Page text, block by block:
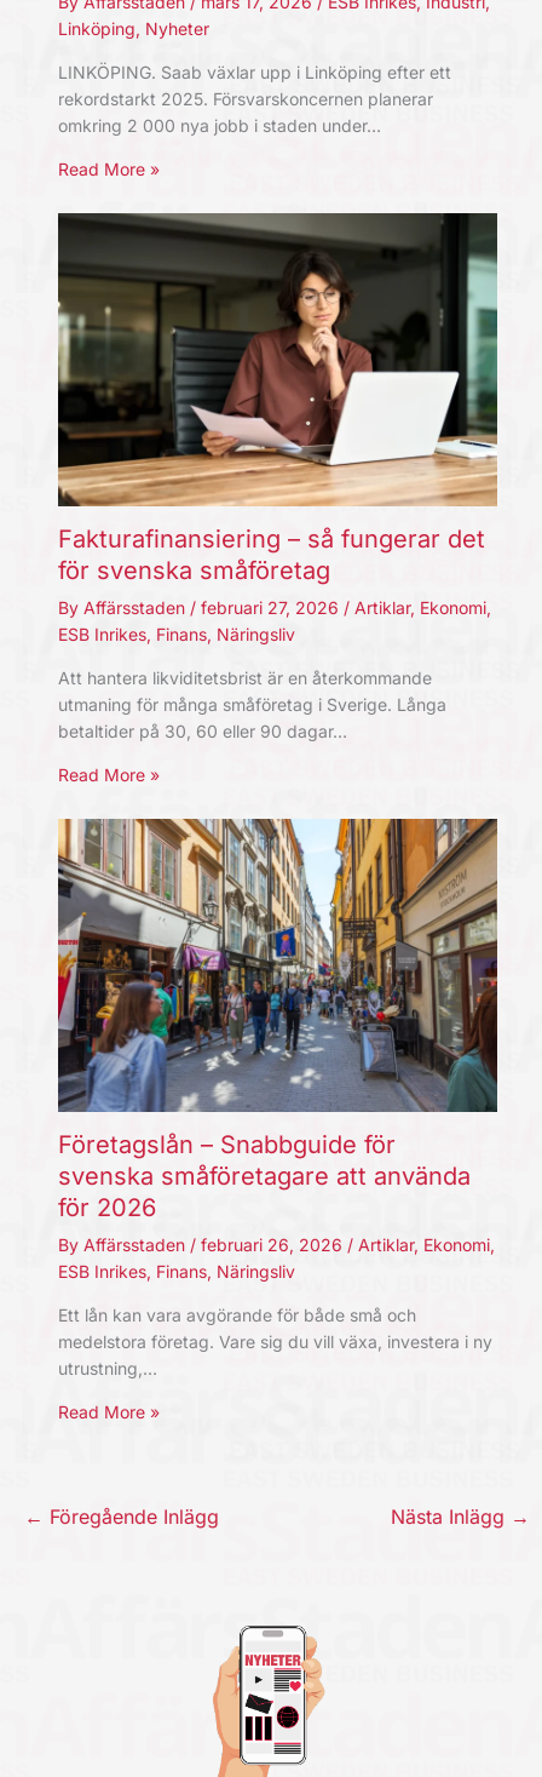
Linköping, Nyheter
LINKÖPING. Saab växlar upp i Linköping efter ett
rekordstarkt 2025. Försvarskoncernen planerar
omkring 2 000 nya jobb i staden under…
Read More »
Fakturafinansiering – så fungerar det
för svenska småföretag
By Affärsstaden / februari 27, 2026 / Artiklar, Ekonomi,
ESB Inrikes, Finans, Näringsliv
Att hantera likviditetsbrist är en återkommande
utmaning för många småföretag i Sverige. Långa
betaltider på 30, 60 eller 90 dagar…
Read More »
Företagslån – Snabbguide för
svenska småföretagare att använda
för 2026
By Affärsstaden / februari 26, 2026 / Artiklar, Ekonomi,
ESB Inrikes, Finans, Näringsliv
Ett lån kan vara avgörande för både små och
medelstora företag. Vare sig du vill växa, investera i ny
utrustning,…
Read More »
← Föregående Inlägg Nästa Inlägg →